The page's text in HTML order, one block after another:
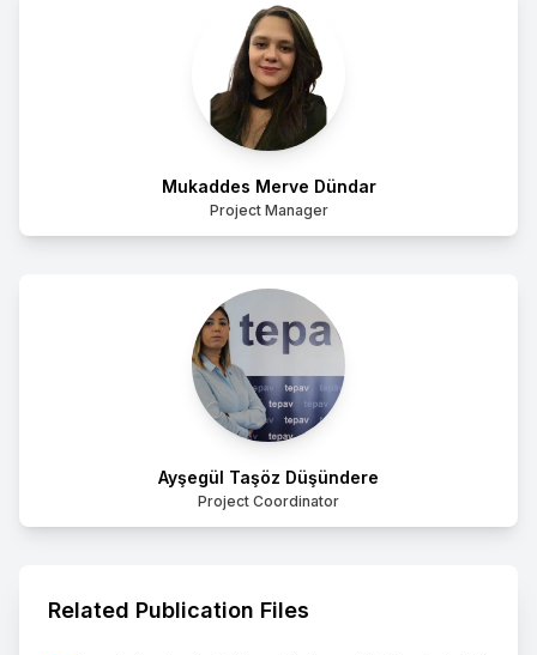
Mukaddes Merve Dündar
Project Manager
Ayşegül Taşöz Düşündere
Project Coordinator
Related Publication Files